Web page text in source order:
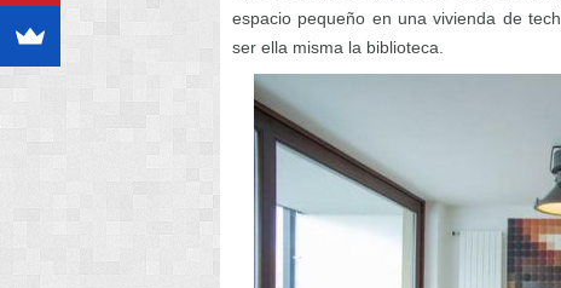
espacio pequeño en una vivienda de
ser ella misma la biblioteca.